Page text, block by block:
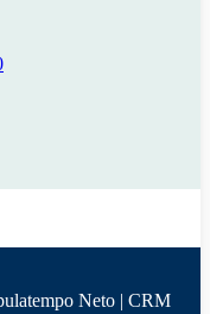
Neto | CRM